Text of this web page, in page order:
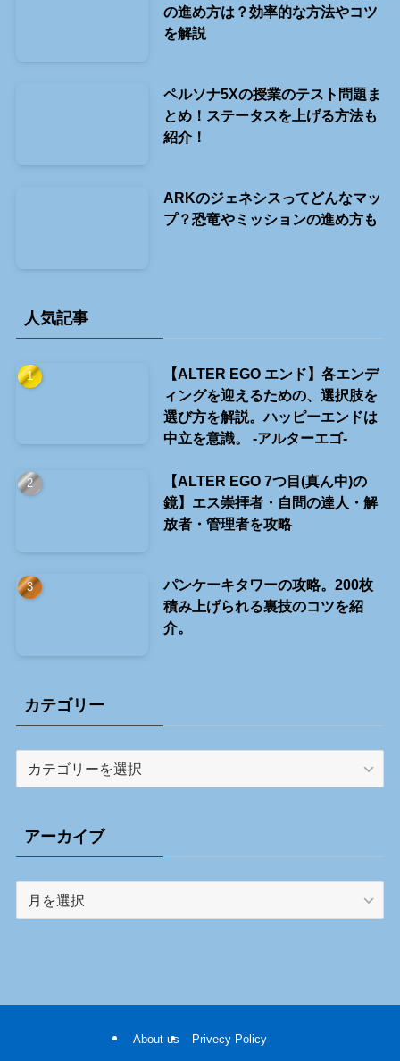
の進め方は？効率的な方法やコツ
を解説
ペルソナ5Xの授業のテスト問題ま
とめ！ステータスを上げる方法も
紹介！
ARKのジェネシスってどんなマッ
プ？恐竜やミッションの進め方も
人気記事
【ALTER EGO エンド】各エンデ
ィングを迎えるための、選択肢を
選び方を解説。ハッピーエンドは
中立を意識。 -アルターエゴ-
【ALTER EGO 7つ目(真ん中)の
鏡】エス崇拝者・自問の達人・解
放者・管理者を攻略
パンケーキタワーの攻略。200枚
積み上げられる裏技のコツを紹
介。
カテゴリー
ー
アーカイブ
About us Privecy Policy